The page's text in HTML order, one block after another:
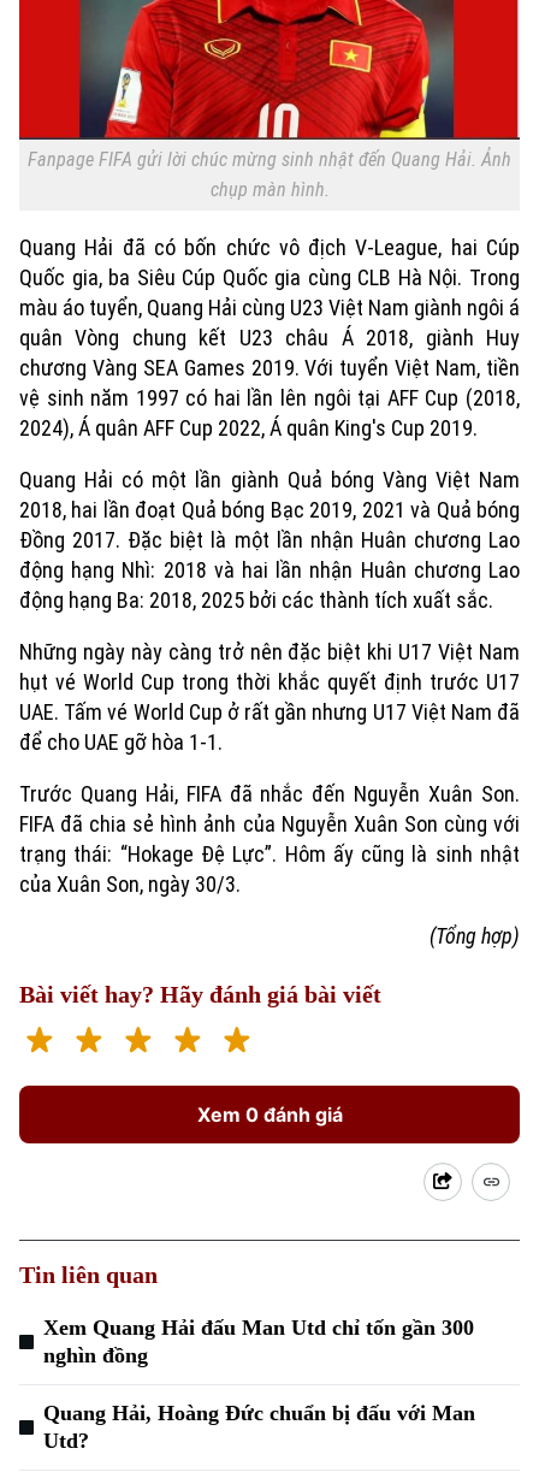
Chuyên mục
Thời sự
Hà Nội
Hà Nội
Fanpage FIFA gửi lời chúc mừng sinh nhật đến Quang Hải. Ảnh
chụp màn hình.
Quang Hải đã có bốn chức vô địch V-League, hai Cúp
Quốc gia, ba Siêu Cúp Quốc gia cùng CLB Hà Nội. Trong
màu áo tuyển, Quang Hải cùng U23 Việt Nam giành ngôi á
quân Vòng chung kết U23 châu Á 2018, giành Huy
chương Vàng SEA Games 2019. Với tuyển Việt Nam, tiền
vệ sinh năm 1997 có hai lần lên ngôi tại AFF Cup (2018,
2024), Á quân AFF Cup 2022, Á quân King's Cup 2019.
Quang Hải có một lần giành Quả bóng Vàng Việt Nam
2018, hai lần đoạt Quả bóng Bạc 2019, 2021 và Quả bóng
Đồng 2017. Đặc biệt là một lần nhận Huân chương Lao
động hạng Nhì: 2018 và hai lần nhận Huân chương Lao
động hạng Ba: 2018, 2025 bởi các thành tích xuất sắc.
Những ngày này càng trở nên đặc biệt khi U17 Việt Nam
hụt vé World Cup trong thời khắc quyết định trước U17
UAE. Tấm vé World Cup ở rất gần nhưng U17 Việt Nam đã
để cho UAE gỡ hòa 1-1.
Trước Quang Hải, FIFA đã nhắc đến Nguyễn Xuân Son.
FIFA đã chia sẻ hình ảnh của Nguyễn Xuân Son cùng với
trạng thái: “Hokage Đệ Lực”. Hôm ấy cũng là sinh nhật
của Xuân Son, ngày 30/3.
(Tổng hợp)
Bài viết hay? Hãy đánh giá bài viết
Xem 0 đánh giá
Tin liên quan
Xem Quang Hải đấu Man Utd chỉ tốn gần 300
nghìn đồng
Quang Hải, Hoàng Đức chuẩn bị đấu với Man
Utd?